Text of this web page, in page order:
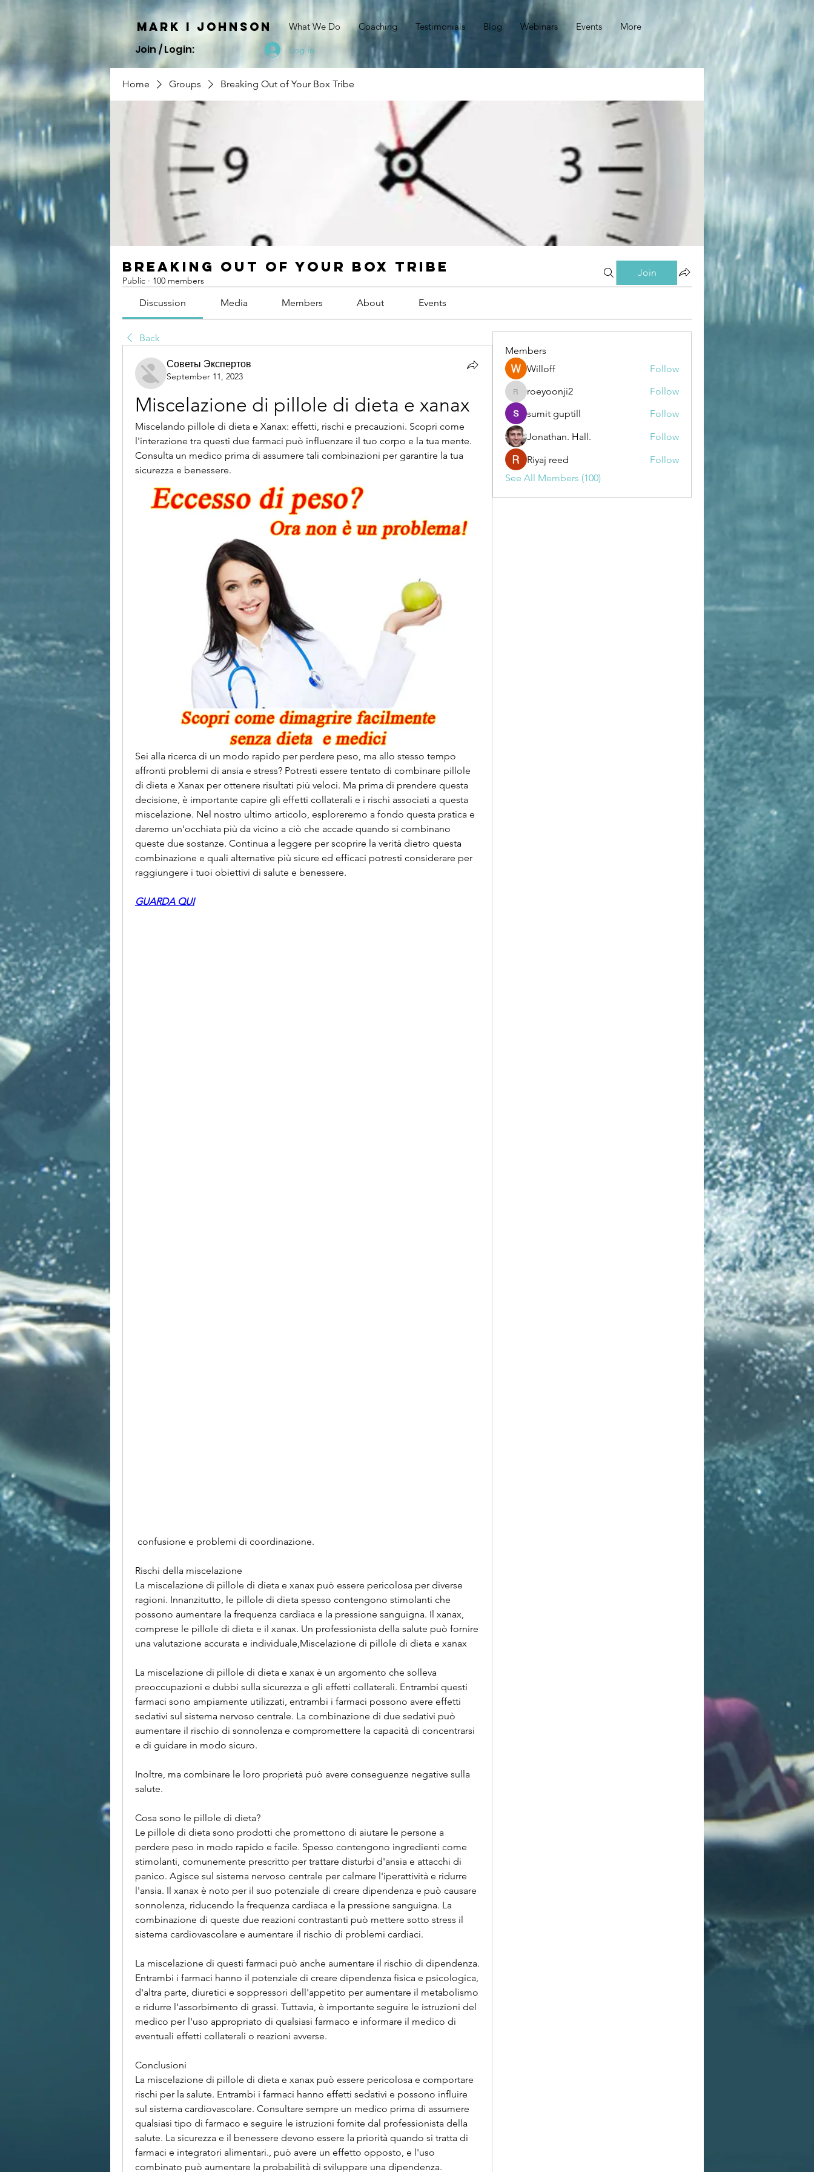
Mark I JOHNSON What We Do Coaching Testimonials Blog Webinars Events More
Log In
Join / Login:
Home Groups Breaking Out of Your Box Tribe
Breaking Out of Your Box Tribe
Public · 100 members
Join
Discussion Media Members About Events
Back
Советы Экспертов
September 11, 2023
Miscelazione di pillole di dieta e xanax
Miscelando pillole di dieta e Xanax: effetti, rischi e precauzioni. Scopri come
l'interazione tra questi due farmaci può influenzare il tuo corpo e la tua mente.
Consulta un medico prima di assumere tali combinazioni per garantire la tua
sicurezza e benessere.
Sei alla ricerca di un modo rapido per perdere peso, ma allo stesso tempo
affronti problemi di ansia e stress? Potresti essere tentato di combinare pillole
di dieta e Xanax per ottenere risultati più veloci. Ma prima di prendere questa
decisione, è importante capire gli effetti collaterali e i rischi associati a questa
miscelazione. Nel nostro ultimo articolo, esploreremo a fondo questa pratica e
daremo un'occhiata più da vicino a ciò che accade quando si combinano
queste due sostanze. Continua a leggere per scoprire la verità dietro questa
combinazione e quali alternative più sicure ed efficaci potresti considerare per
raggiungere i tuoi obiettivi di salute e benessere.
GUARDA QUI
confusione e problemi di coordinazione.
Rischi della miscelazione
La miscelazione di pillole di dieta e xanax può essere pericolosa per diverse
ragioni. Innanzitutto, le pillole di dieta spesso contengono stimolanti che
possono aumentare la frequenza cardiaca e la pressione sanguigna. Il xanax,
comprese le pillole di dieta e il xanax. Un professionista della salute può fornire
una valutazione accurata e individuale,Miscelazione di pillole di dieta e xanax
La miscelazione di pillole di dieta e xanax è un argomento che solleva
preoccupazioni e dubbi sulla sicurezza e gli effetti collaterali. Entrambi questi
farmaci sono ampiamente utilizzati, entrambi i farmaci possono avere effetti
sedativi sul sistema nervoso centrale. La combinazione di due sedativi può
aumentare il rischio di sonnolenza e compromettere la capacità di concentrarsi
e di guidare in modo sicuro.
Inoltre, ma combinare le loro proprietà può avere conseguenze negative sulla
salute.
Cosa sono le pillole di dieta?
Le pillole di dieta sono prodotti che promettono di aiutare le persone a
perdere peso in modo rapido e facile. Spesso contengono ingredienti come
stimolanti, comunemente prescritto per trattare disturbi d'ansia e attacchi di
panico. Agisce sul sistema nervoso centrale per calmare l'iperattività e ridurre
l'ansia. Il xanax è noto per il suo potenziale di creare dipendenza e può causare
sonnolenza, riducendo la frequenza cardiaca e la pressione sanguigna. La
combinazione di queste due reazioni contrastanti può mettere sotto stress il
sistema cardiovascolare e aumentare il rischio di problemi cardiaci.
La miscelazione di questi farmaci può anche aumentare il rischio di dipendenza.
Entrambi i farmaci hanno il potenziale di creare dipendenza fisica e psicologica,
d'altra parte, diuretici e soppressori dell'appetito per aumentare il metabolismo
e ridurre l'assorbimento di grassi. Tuttavia, è importante seguire le istruzioni del
medico per l'uso appropriato di qualsiasi farmaco e informare il medico di
eventuali effetti collaterali o reazioni avverse.
Conclusioni
La miscelazione di pillole di dieta e xanax può essere pericolosa e comportare
rischi per la salute. Entrambi i farmaci hanno effetti sedativi e possono influire
sul sistema cardiovascolare. Consultare sempre un medico prima di assumere
qualsiasi tipo di farmaco e seguire le istruzioni fornite dal professionista della
salute. La sicurezza e il benessere devono essere la priorità quando si tratta di
farmaci e integratori alimentari., può avere un effetto opposto, e l'uso
combinato può aumentare la probabilità di sviluppare una dipendenza.
Members
Willoff
Follow
roeyoonji2
roeyoonji2
Follow
sumit guptill
Follow
Jonathan. Hall.
Follow
Riyaj reed
Follow
See All Members (100)